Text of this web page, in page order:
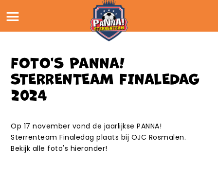
Sterrenteam MO14
OVER ONS
panna! magazine
CONTACT
INSCHRIJVEN
FOTO'S PANNA!
STERRENTEAM FINALEDAG
2024
Op 17 november vond de jaarlijkse PANNA!
Sterrenteam Finaledag plaats bij OJC Rosmalen.
Bekijk alle foto's hieronder!